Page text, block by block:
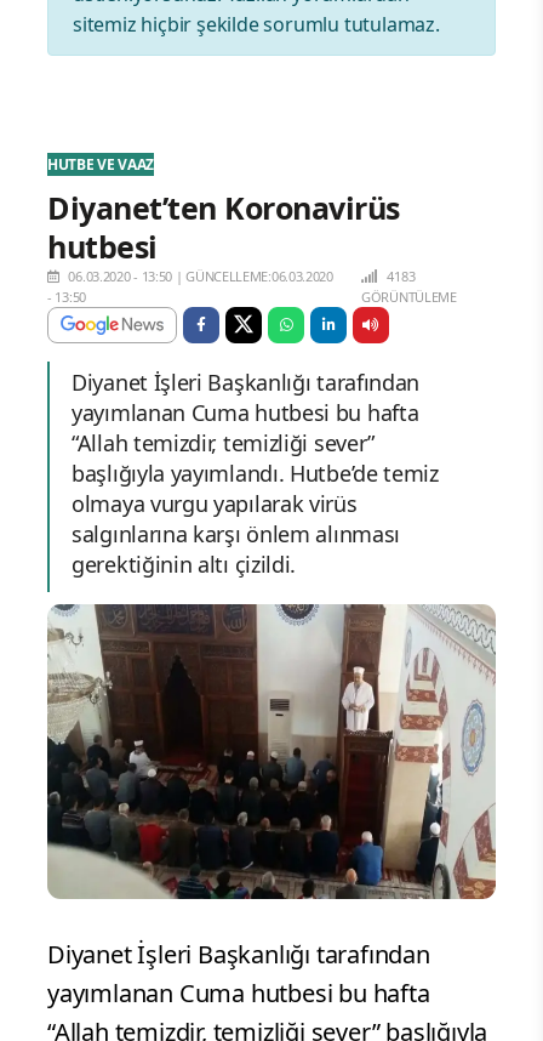
sitemiz hiçbir şekilde sorumlu tutulamaz.
HUTBE VE VAAZ
Diyanet’ten Koronavirüs
hutbesi
06.03.2020 - 13:50 |GÜNCELLEME:06.03.2020
- 13:50
4183
GÖRÜNTÜLEME
Diyanet İşleri Başkanlığı tarafından
yayımlanan Cuma hutbesi bu hafta
“Allah temizdir, temizliği sever”
başlığıyla yayımlandı. Hutbe’de temiz
olmaya vurgu yapılarak virüs
salgınlarına karşı önlem alınması
gerektiğinin altı çizildi.
Diyanet İşleri Başkanlığı tarafından
yayımlanan Cuma hutbesi bu hafta
“Allah temizdir, temizliği sever” başlığıyla